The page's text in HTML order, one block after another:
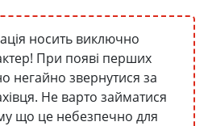
носить виключно
При появі перших
негайно звернутися за
Не варто займатися
що це небезпечно для